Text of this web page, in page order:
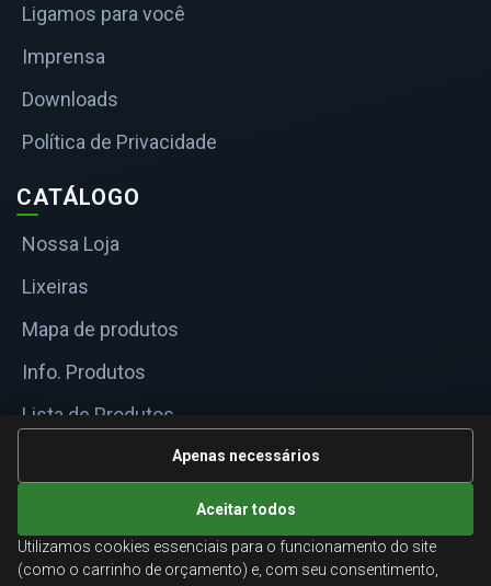
Ligamos para você
Imprensa
Downloads
Política de Privacidade
CATÁLOGO
Nossa Loja
Lixeiras
Mapa de produtos
Info. Produtos
Lista de Produtos
Informações Técnicas
ATENDIMENTO
Apenas necessários
Aceitar todos
Utilizamos cookies essenciais para o funcionamento do site
(como o carrinho de orçamento) e, com seu consentimento,